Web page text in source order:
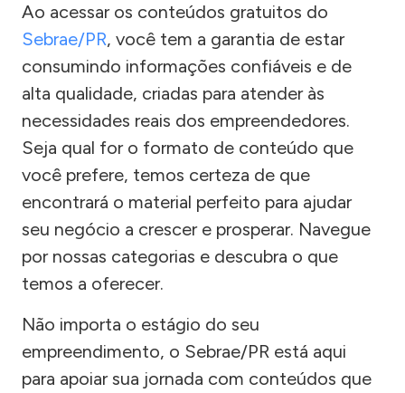
Ao acessar os conteúdos gratuitos do
Sebrae/PR, você tem a garantia de estar
consumindo informações confiáveis e de
alta qualidade, criadas para atender às
necessidades reais dos empreendedores.
Seja qual for o formato de conteúdo que
você prefere, temos certeza de que
encontrará o material perfeito para ajudar
seu negócio a crescer e prosperar. Navegue
por nossas categorias e descubra o que
temos a oferecer.
Não importa o estágio do seu
empreendimento, o Sebrae/PR está aqui
para apoiar sua jornada com conteúdos que